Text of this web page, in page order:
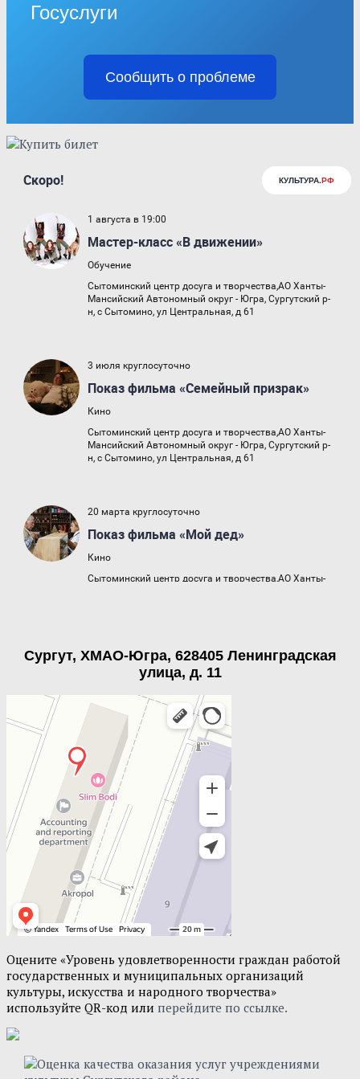
Госуслуги
Сообщить о проблеме
Сургут, ХМАО-Югра, 628405 Ленинградская
улица, д. 11
Оцените «Уровень удовлетворенности граждан работой
государственных и муниципальных организаций
культуры, искусства и народного творчества»
используйте QR-код или перейдите по ссылке.